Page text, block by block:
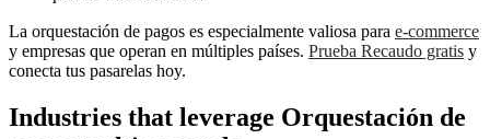
La orquestación de pagos es especialmente valiosa para e-commerce
y empresas que operan en múltiples países. Prueba Recaudo gratis y
conecta tus pasarelas hoy.
Industries that leverage Orquestación de